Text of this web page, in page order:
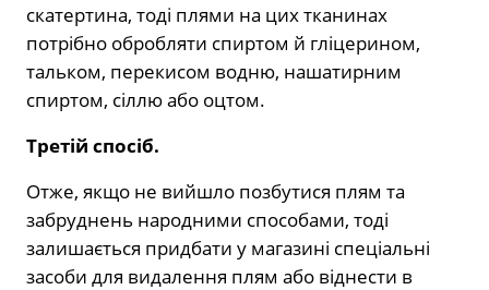
скатертина, тоді плями на цих тканинах
потрібно обробляти спиртом й гліцерином,
тальком, перекисом водню, нашатирним
спиртом, сіллю або оцтом.
Третій спосіб.
Отже, якщо не вийшло позбутися плям та
забруднень народними способами, тоді
залишається придбати у магазині спеціальні
засоби для видалення плям або віднести в